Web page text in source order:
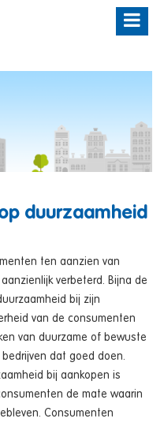
duurzaamheid
ten aanzien van
verbeterd. Bijna de
bij zijn
van de consumenten
van duurzame of bewuste
bedrijven dat goed doen.
bij aankopen is
de mate waarin
Consumenten